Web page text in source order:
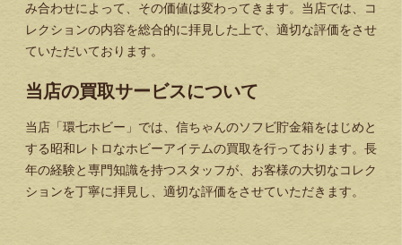
み合わせによって、その価値は変わってきます。当店では、コ
レクションの内容を総合的に拝見した上で、適切な評価をさせ
ていただいております。
当店の買取サービスについて
当店「環七ホビー」では、信ちゃんのソフビ貯金箱をはじめと
する昭和レトロなホビーアイテムの買取を行っております。長
年の経験と専門知識を持つスタッフが、お客様の大切なコレク
ションを丁寧に拝見し、適切な評価をさせていただきます。